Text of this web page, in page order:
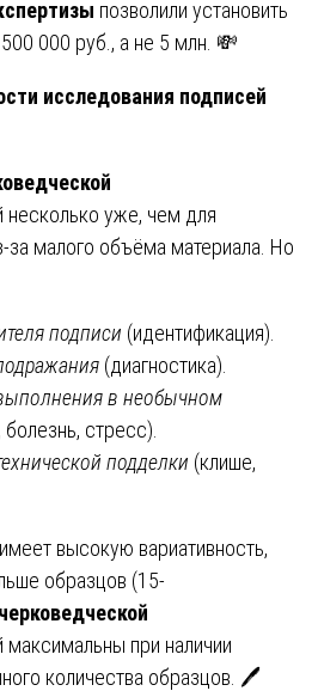
позволили установить
000 руб., а не 5 млн. 💸
исследования подписей
несколько уже, чем для
за малого объёма материала. Но
подписи (идентификация).
(диагностика).
в необычном
стресс).
подделки (клише,
высокую вариативность,
образцов (15-
максимальны при наличии
количества образцов. 🖊️